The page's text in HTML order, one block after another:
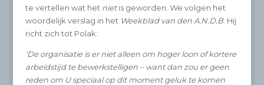
te vertellen wat het nietis geworden. We volgen het
woordelijk verslag in het Weekblad van den A.N.D.B. Hij
richt zich tot Polak:
‘De organisatie is er niet alleen om hoger loon of kortere
arbeidstijd te bewerkstelligen – want dan zou er geen
reden om U speciaal op dit moment geluk te komen